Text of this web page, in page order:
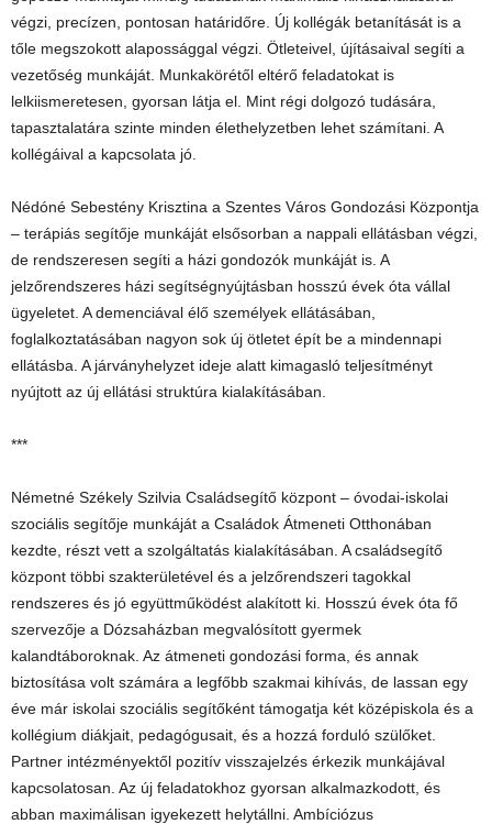
végzi, precízen, pontosan határidőre. Új kollégák betanítását is a
tőle megszokott alapossággal végzi. Ötleteivel, újításaival segíti a
vezetőség munkáját. Munkakörétől eltérő feladatokat is
lelkiismeretesen, gyorsan látja el. Mint régi dolgozó tudására,
tapasztalatára szinte minden élethelyzetben lehet számítani. A
kollégáival a kapcsolata jó.
Nédóné Sebestény Krisztina a Szentes Város Gondozási Központja
– terápiás segítője munkáját elsősorban a nappali ellátásban végzi,
de rendszeresen segíti a házi gondozók munkáját is. A
jelzőrendszeres házi segítségnyújtásban hosszú évek óta vállal
ügyeletet. A demenciával élő személyek ellátásában,
foglalkoztatásában nagyon sok új ötletet épít be a mindennapi
ellátásba. A járványhelyzet ideje alatt kimagasló teljesítményt
nyújtott az új ellátási struktúra kialakításában.
***
Németné Székely Szilvia Családsegítő központ – óvodai-iskolai
szociális segítője munkáját a Családok Átmeneti Otthonában
kezdte, részt vett a szolgáltatás kialakításában. A családsegítő
központ többi szakterületével és a jelzőrendszeri tagokkal
rendszeres és jó együttműködést alakított ki. Hosszú évek óta fő
szervezője a Dózsaházban megvalósított gyermek
kalandtáboroknak. Az átmeneti gondozási forma, és annak
biztosítása volt számára a legfőbb szakmai kihívás, de lassan egy
éve már iskolai szociális segítőként támogatja két középiskola és a
kollégium diákjait, pedagógusait, és a hozzá forduló szülőket.
Partner intézményektől pozitív visszajelzés érkezik munkájával
kapcsolatosan. Az új feladatokhoz gyorsan alkalmazkodott, és
abban maximálisan igyekezett helytállni. Ambíciózus